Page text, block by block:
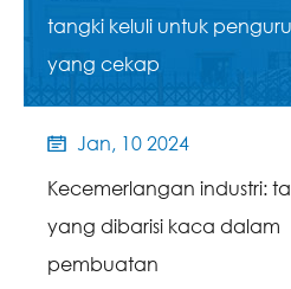
tangki keluli untuk
yang cekap

Jan, 10 2024
Kecemerlangan industri:
yang dibarisi kaca dalam
pembuatan